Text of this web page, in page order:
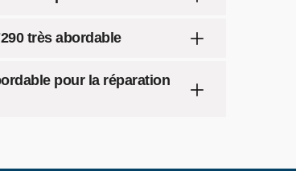
très abordable
pour la réparation